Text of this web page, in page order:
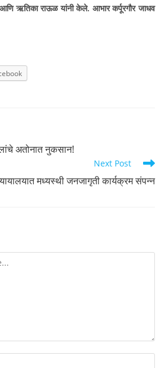
ऋतिका राऊळ यांनी केले. आभार कर्पूरगौर जाधव
अतोनात नुकसान!
Next Post
मध्यस्थी जनजागृती कार्यक्रम संपन्न